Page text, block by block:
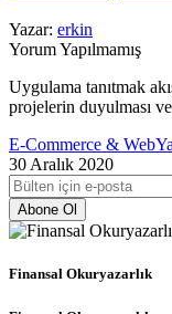
Yazar: erkin
Yorum Yapılmamış
Uygulama tanıtmak
projelerin duyulması
E-Commerce & Web
30 Aralık 2020
Abone Ol
Finansal Okuryazarlık